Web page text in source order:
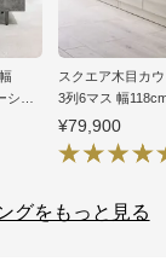
シ
スクエア木目カ
3列6マス 幅
¥79,900
グをもっと見る